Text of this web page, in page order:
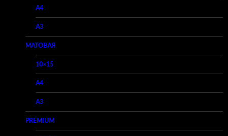
A4
A3
МАТОВАЯ
10×15
A4
A3
PREMIUM